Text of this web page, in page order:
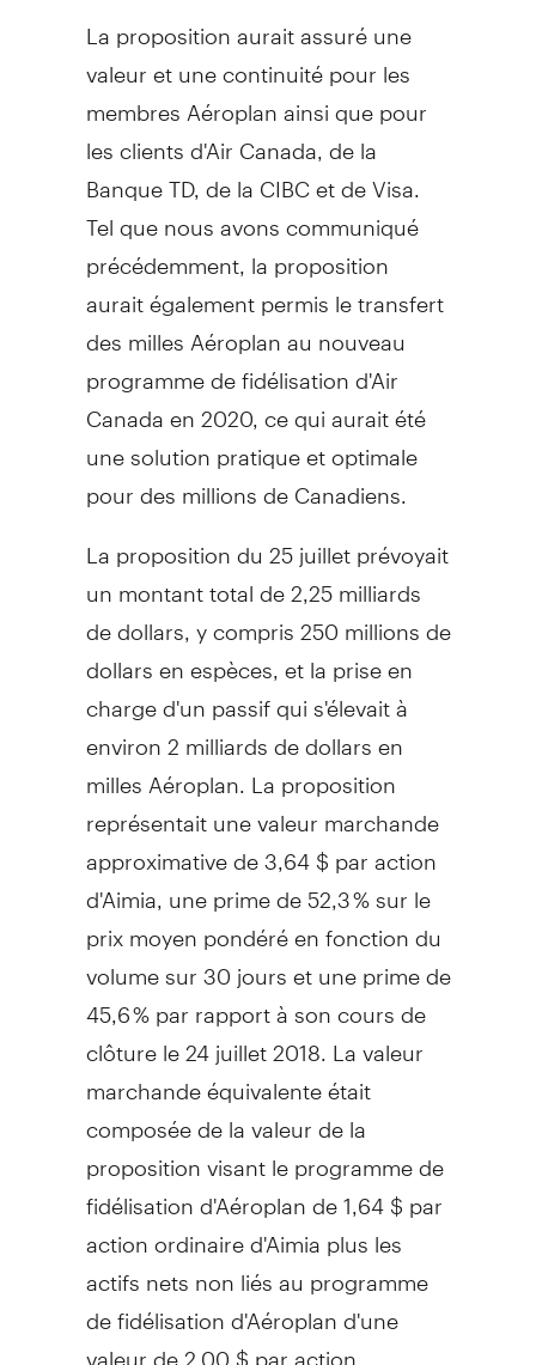
La proposition aurait assuré une
valeur et une continuité pour les
membres Aéroplan ainsi que pour
les clients d'Air Canada, de la
Banque TD, de la CIBC et de Visa.
Tel que nous avons communiqué
précédemment, la proposition
aurait également permis le transfert
des milles Aéroplan au nouveau
programme de fidélisation d'Air
Canada en 2020, ce qui aurait été
une solution pratique et optimale
pour des millions de Canadiens.
La proposition du 25 juillet prévoyait
un montant total de 2,25 milliards
de dollars, y compris 250 millions de
dollars en espèces, et la prise en
charge d'un passif qui s'élevait à
environ 2 milliards de dollars en
milles Aéroplan. La proposition
représentait une valeur marchande
approximative de 3,64 $ par action
d'Aimia, une prime de 52,3 % sur le
prix moyen pondéré en fonction du
volume sur 30 jours et une prime de
45,6 % par rapport à son cours de
clôture le 24 juillet 2018. La valeur
marchande équivalente était
composée de la valeur de la
proposition visant le programme de
fidélisation d'Aéroplan de 1,64 $ par
action ordinaire d'Aimia plus les
actifs nets non liés au programme
de fidélisation d'Aéroplan d'une
valeur de 2,00 $ par action